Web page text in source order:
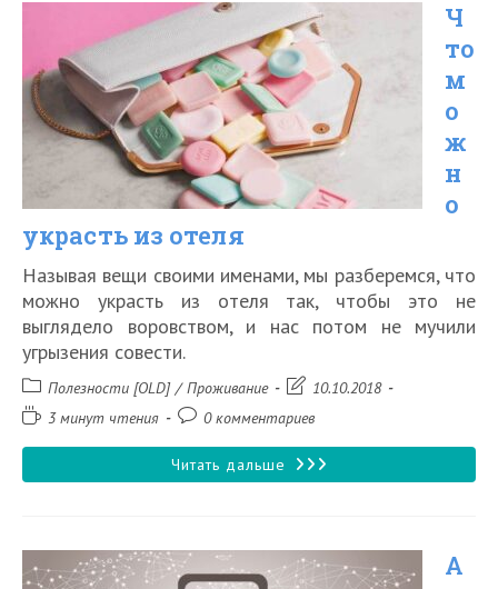
bb
в
отеле
Ч
то
м
о
ж
н
о
украсть из отеля
Называя вещи своими именами, мы разберемся, что
можно украсть из отеля так, чтобы это не
выглядело воровством, и нас потом не мучили
угрызения совести.
Рубрика
записи:
Полезности [OLD] / Проживание
Запись10.10.2018
Время3 минут чтения
Комментарии
записи:
0 комментариев
Читать дальше Что
из
А